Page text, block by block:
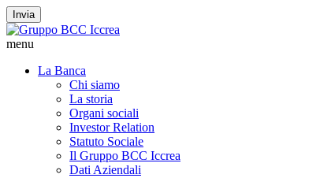
Invia
menu
La Banca
Chi siamo
La storia
Organi sociali
Investor Relation
Statuto Sociale
Il Gruppo BCC Iccrea
Dati Aziendali